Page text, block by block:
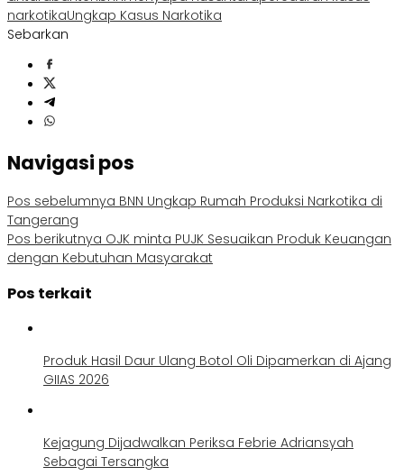
narkotikaUngkap Kasus Narkotika
Sebarkan
Navigasi pos
Pos sebelumnya BNN Ungkap Rumah Produksi Narkotika di
Tangerang
Pos berikutnya OJK minta PUJK Sesuaikan Produk Keuangan
dengan Kebutuhan Masyarakat
Pos terkait
Produk Hasil Daur Ulang Botol Oli Dipamerkan di Ajang
GIIAS 2026
Kejagung Dijadwalkan Periksa Febrie Adriansyah
Sebagai Tersangka